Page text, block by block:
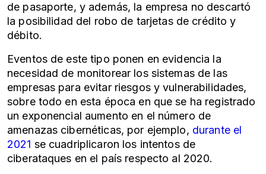
de pasaporte, y además, la empresa no descartó
la posibilidad del robo de tarjetas de crédito y
débito.
Eventos de este tipo ponen en evidencia la
necesidad de monitorear los sistemas de las
empresas para evitar riesgos y vulnerabilidades,
sobre todo en esta época en que se ha registrado
un exponencial aumento en el número de
amenazas cibernéticas, por ejemplo, durante el
2021 se cuadriplicaron los intentos de
ciberataques en el país respecto al 2020.